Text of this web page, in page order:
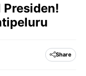
Presiden!
Share